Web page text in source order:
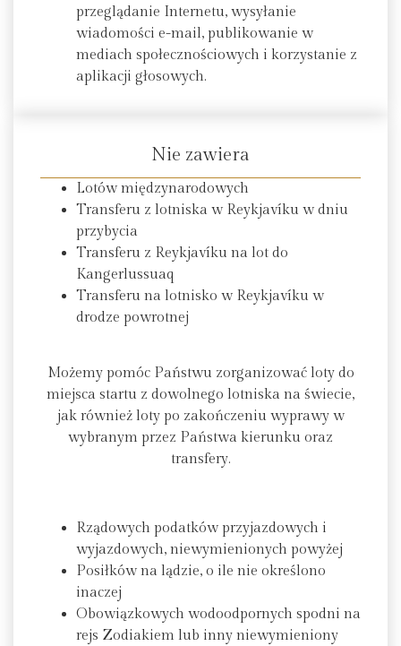
przeglądanie Internetu, wysyłanie
wiadomości e-mail, publikowanie w
mediach społecznościowych i korzystanie z
aplikacji głosowych.
Nie zawiera
Lotów międzynarodowych
Transferu z lotniska w Reykjavíku w dniu
przybycia
Transferu z Reykjavíku na lot do
Kangerlussuaq
Transferu na lotnisko w Reykjavíku w
drodze powrotnej
Możemy pomóc Państwu zorganizować loty do
miejsca startu z dowolnego lotniska na świecie,
jak również loty po zakończeniu wyprawy w
wybranym przez Państwa kierunku oraz
transfery.
Rządowych podatków przyjazdowych i
wyjazdowych, niewymienionych powyżej
Posiłków na lądzie, o ile nie określono
inaczej
Obowiązkowych wodoodpornych spodni na
rejs Zodiakiem lub inny niewymieniony